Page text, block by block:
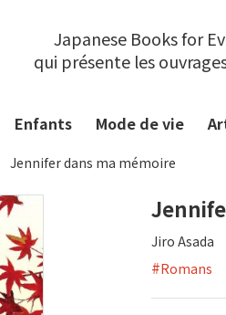
Japanese Books for
qui présente les
Enfants Mode de vie
Jennifer dans ma mémoire
Jiro Asada
#Romans